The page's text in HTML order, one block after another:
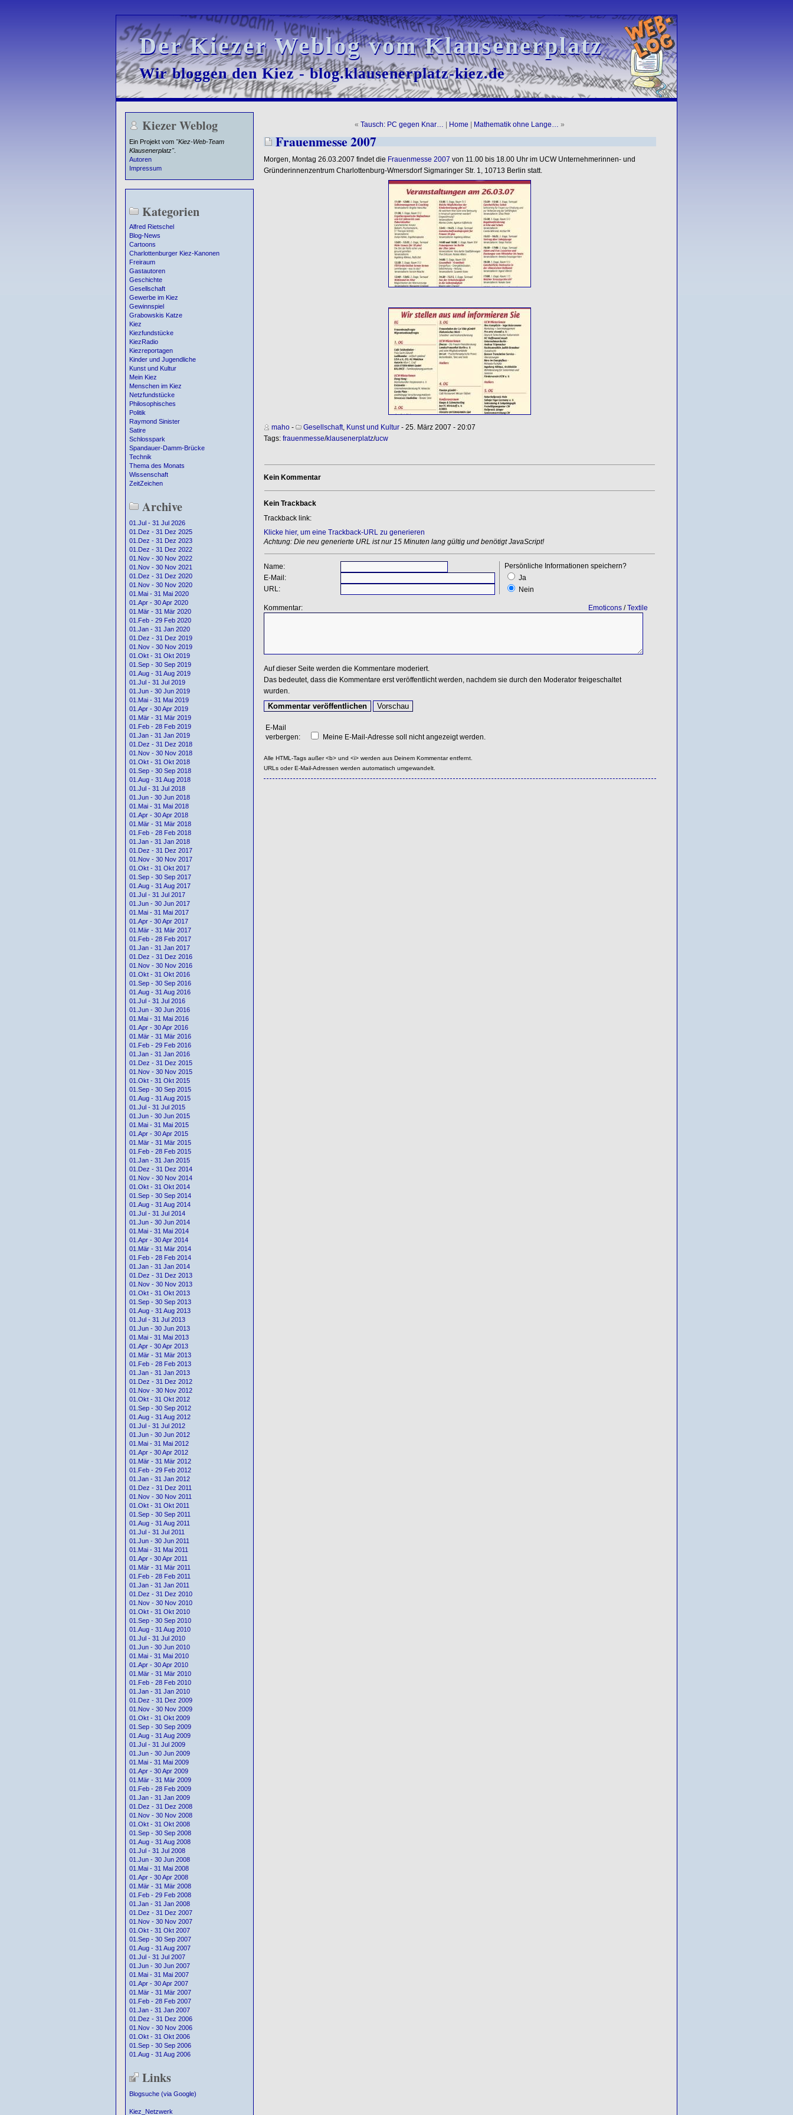
Der Kiezer Weblog vom Klausenerplatz
Der Kiezer Weblog vom Klausenerplatz
Wir bloggen den Kiez - blog.klausenerplatz-kiez.de
Wir bloggen den Kiez - blog.klausenerplatz-kiez.de
Kiezer Weblog
Ein Projekt vom "Kiez-Web-Team
Klausenerplatz".
Autoren
Impressum
Kategorien
Alfred Rietschel
Blog-News
Cartoons
Charlottenburger Kiez-Kanonen
Freiraum
Gastautoren
Geschichte
Gesellschaft
Gewerbe im Kiez
Gewinnspiel
Grabowskis Katze
Kiez
Kiezfundstücke
KiezRadio
Kiezreportagen
Kinder und Jugendliche
Kunst und Kultur
Mein Kiez
Menschen im Kiez
Netzfundstücke
Philosophisches
Politik
Raymond Sinister
Satire
Schlosspark
Spandauer-Damm-Brücke
Technik
Thema des Monats
Wissenschaft
ZeitZeichen
Archive
01.Jul - 31 Jul 2026
01.Dez - 31 Dez 2025
01.Dez - 31 Dez 2023
01.Dez - 31 Dez 2022
01.Nov - 30 Nov 2022
01.Nov - 30 Nov 2021
01.Dez - 31 Dez 2020
01.Nov - 30 Nov 2020
01.Mai - 31 Mai 2020
01.Apr - 30 Apr 2020
01.Mär - 31 Mär 2020
01.Feb - 29 Feb 2020
01.Jan - 31 Jan 2020
01.Dez - 31 Dez 2019
01.Nov - 30 Nov 2019
01.Okt - 31 Okt 2019
01.Sep - 30 Sep 2019
01.Aug - 31 Aug 2019
01.Jul - 31 Jul 2019
01.Jun - 30 Jun 2019
01.Mai - 31 Mai 2019
01.Apr - 30 Apr 2019
01.Mär - 31 Mär 2019
01.Feb - 28 Feb 2019
01.Jan - 31 Jan 2019
01.Dez - 31 Dez 2018
01.Nov - 30 Nov 2018
01.Okt - 31 Okt 2018
01.Sep - 30 Sep 2018
01.Aug - 31 Aug 2018
01.Jul - 31 Jul 2018
01.Jun - 30 Jun 2018
01.Mai - 31 Mai 2018
01.Apr - 30 Apr 2018
01.Mär - 31 Mär 2018
01.Feb - 28 Feb 2018
01.Jan - 31 Jan 2018
01.Dez - 31 Dez 2017
01.Nov - 30 Nov 2017
01.Okt - 31 Okt 2017
01.Sep - 30 Sep 2017
01.Aug - 31 Aug 2017
01.Jul - 31 Jul 2017
01.Jun - 30 Jun 2017
01.Mai - 31 Mai 2017
01.Apr - 30 Apr 2017
01.Mär - 31 Mär 2017
01.Feb - 28 Feb 2017
01.Jan - 31 Jan 2017
01.Dez - 31 Dez 2016
01.Nov - 30 Nov 2016
01.Okt - 31 Okt 2016
01.Sep - 30 Sep 2016
01.Aug - 31 Aug 2016
01.Jul - 31 Jul 2016
01.Jun - 30 Jun 2016
01.Mai - 31 Mai 2016
01.Apr - 30 Apr 2016
01.Mär - 31 Mär 2016
01.Feb - 29 Feb 2016
01.Jan - 31 Jan 2016
01.Dez - 31 Dez 2015
01.Nov - 30 Nov 2015
01.Okt - 31 Okt 2015
01.Sep - 30 Sep 2015
01.Aug - 31 Aug 2015
01.Jul - 31 Jul 2015
01.Jun - 30 Jun 2015
01.Mai - 31 Mai 2015
01.Apr - 30 Apr 2015
01.Mär - 31 Mär 2015
01.Feb - 28 Feb 2015
01.Jan - 31 Jan 2015
01.Dez - 31 Dez 2014
01.Nov - 30 Nov 2014
01.Okt - 31 Okt 2014
01.Sep - 30 Sep 2014
01.Aug - 31 Aug 2014
01.Jul - 31 Jul 2014
01.Jun - 30 Jun 2014
01.Mai - 31 Mai 2014
01.Apr - 30 Apr 2014
01.Mär - 31 Mär 2014
01.Feb - 28 Feb 2014
01.Jan - 31 Jan 2014
01.Dez - 31 Dez 2013
01.Nov - 30 Nov 2013
01.Okt - 31 Okt 2013
01.Sep - 30 Sep 2013
01.Aug - 31 Aug 2013
01.Jul - 31 Jul 2013
01.Jun - 30 Jun 2013
01.Mai - 31 Mai 2013
01.Apr - 30 Apr 2013
01.Mär - 31 Mär 2013
01.Feb - 28 Feb 2013
01.Jan - 31 Jan 2013
01.Dez - 31 Dez 2012
01.Nov - 30 Nov 2012
01.Okt - 31 Okt 2012
01.Sep - 30 Sep 2012
01.Aug - 31 Aug 2012
01.Jul - 31 Jul 2012
01.Jun - 30 Jun 2012
01.Mai - 31 Mai 2012
01.Apr - 30 Apr 2012
01.Mär - 31 Mär 2012
01.Feb - 29 Feb 2012
01.Jan - 31 Jan 2012
01.Dez - 31 Dez 2011
01.Nov - 30 Nov 2011
01.Okt - 31 Okt 2011
01.Sep - 30 Sep 2011
01.Aug - 31 Aug 2011
01.Jul - 31 Jul 2011
01.Jun - 30 Jun 2011
01.Mai - 31 Mai 2011
01.Apr - 30 Apr 2011
01.Mär - 31 Mär 2011
01.Feb - 28 Feb 2011
01.Jan - 31 Jan 2011
01.Dez - 31 Dez 2010
01.Nov - 30 Nov 2010
01.Okt - 31 Okt 2010
01.Sep - 30 Sep 2010
01.Aug - 31 Aug 2010
01.Jul - 31 Jul 2010
01.Jun - 30 Jun 2010
01.Mai - 31 Mai 2010
01.Apr - 30 Apr 2010
01.Mär - 31 Mär 2010
01.Feb - 28 Feb 2010
01.Jan - 31 Jan 2010
01.Dez - 31 Dez 2009
01.Nov - 30 Nov 2009
01.Okt - 31 Okt 2009
01.Sep - 30 Sep 2009
01.Aug - 31 Aug 2009
01.Jul - 31 Jul 2009
01.Jun - 30 Jun 2009
01.Mai - 31 Mai 2009
01.Apr - 30 Apr 2009
01.Mär - 31 Mär 2009
01.Feb - 28 Feb 2009
01.Jan - 31 Jan 2009
01.Dez - 31 Dez 2008
01.Nov - 30 Nov 2008
01.Okt - 31 Okt 2008
01.Sep - 30 Sep 2008
01.Aug - 31 Aug 2008
01.Jul - 31 Jul 2008
01.Jun - 30 Jun 2008
01.Mai - 31 Mai 2008
01.Apr - 30 Apr 2008
01.Mär - 31 Mär 2008
01.Feb - 29 Feb 2008
01.Jan - 31 Jan 2008
01.Dez - 31 Dez 2007
01.Nov - 30 Nov 2007
01.Okt - 31 Okt 2007
01.Sep - 30 Sep 2007
01.Aug - 31 Aug 2007
01.Jul - 31 Jul 2007
01.Jun - 30 Jun 2007
01.Mai - 31 Mai 2007
01.Apr - 30 Apr 2007
01.Mär - 31 Mär 2007
01.Feb - 28 Feb 2007
01.Jan - 31 Jan 2007
01.Dez - 31 Dez 2006
01.Nov - 30 Nov 2006
01.Okt - 31 Okt 2006
01.Sep - 30 Sep 2006
01.Aug - 31 Aug 2006
Links
Blogsuche (via Google)
Kiez_Netzwerk
« Tausch: PC gegen Knar… Home Mathematik ohne Lange… »
Frauenmesse 2007
Morgen, Montag 26.03.2007 findet die Frauenmesse 2007 von 11.00 bis 18.00 Uhr im UCW Unternehmerinnen- und
Gründerinnenzentrum Charlottenburg-Wmersdorf Sigmaringer Str. 1, 10713 Berlin statt.
maho- Gesellschaft, Kunst und Kultur- 25. März 2007 - 20:07
Tags: frauenmesse/klausenerplatz/ucw
Kein Kommentar
Kein Trackback
Trackback link:
Klicke hier, um eine Trackback-URL zu generieren
Achtung: Die neu generierte URL ist nur 15 Minuten lang gültig und benötigt JavaScript!
Name:
Persönliche Informationen speichern?
Ja
Nein
E-Mail:
URL:
Kommentar: Emoticons/Textile
Auf dieser Seite werden die Kommentare moderiert.
Das bedeutet, dass die Kommentare erst veröffentlicht werden, nachdem sie durch den Moderator freigeschaltet
wurden.
E-Mail
verbergen:
Meine E-Mail-Adresse soll nicht angezeigt werden.
Alle HTML-Tags außer <b> und <i> werden aus Deinem Kommentar entfernt.
URLs oder E-Mail-Adressen werden automatisch umgewandelt.